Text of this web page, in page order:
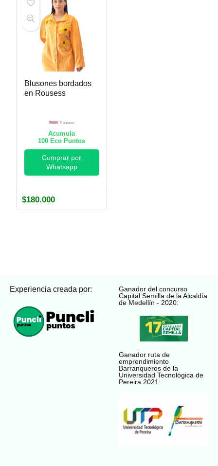
Blusones bordados
en Rousess
Rousess
Acumula
100 Eco Puntos
Comprar por
Whatsapp
$180.000
Experiencia creada por:
Ganador del concurso
Capital Semilla de la Alcaldía
de Medellín - 2020:
Ganador ruta de
emprendimiento
Barranqueros de la
Universidad Tecnológica de
Pereira 2021: